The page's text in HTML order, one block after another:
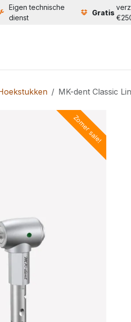
Eigen technische
dienst
Gratis
MK-dent Classic
Zomer sale!